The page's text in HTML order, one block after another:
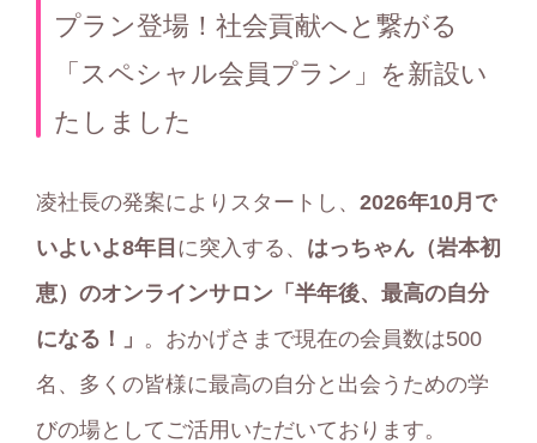
プラン登場！社会貢献へと繋がる
「スペシャル会員プラン」を新設い
たしました
凌社長の発案によりスタートし、 2026年10月で
いよいよ8年目 に突入する、 はっちゃん（岩本初
恵）のオンラインサロン「半年後、最高の自分
になる！」 。おかげさまで現在の会員数は500
名、多くの皆様に最高の自分と出会うための学
びの場としてご活用いただいております。